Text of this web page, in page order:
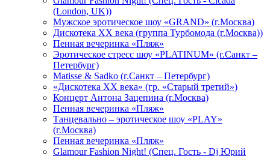
(London, UK))
Мужское эротическое шоу «GRAND» (г.Москва)
Дискотека XX века (группа Турбомода (г.Москва))
Пенная вечеринка «Пляж»
Эротическое стресс шоу «PLATINUM» (г.Санкт –
Петербург)
Matisse & Sadko (г.Санкт – Петербург)
«Дискотека ХХ века» (гр. «Старый третий»)
Концерт Антона Зацепина (г.Москва)
Пенная вечеринка «Пляж»
Танцевально – эротическое шоу «PLAY»
(г.Москва)
Пенная вечеринка «Пляж»
Glamour Fashion Night! (Спец. Гость - Dj Юрий